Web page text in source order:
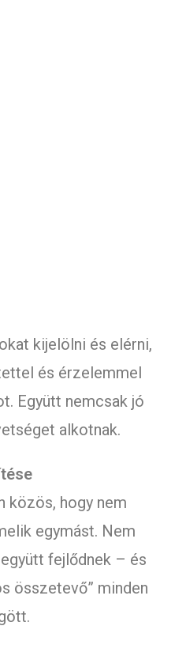
kijelölni és elérni,
és érzelemmel
Együtt nemcsak jó
alkotnak.
közös, hogy nem
egymást. Nem
fejlődnek – és
összetevő” minden